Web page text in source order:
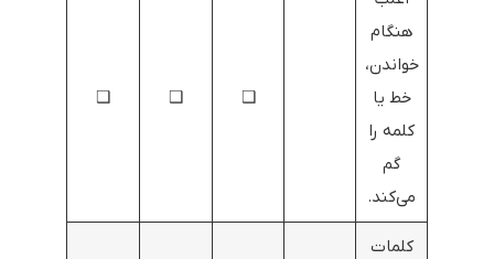
هنگام
خواندن،
خط یا
کلمه را
گم
می‌کند.
❑
❑
❑
کلمات